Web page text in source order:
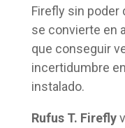
Firefly sin poder
se convierte en
que conseguir
incertidumbre
instalado.
Rufus T. Firefly